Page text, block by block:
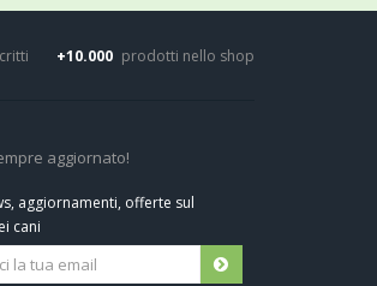
+10.000 prodotti nello shop
aggiornato!
aggiornamenti, offerte sul
cani